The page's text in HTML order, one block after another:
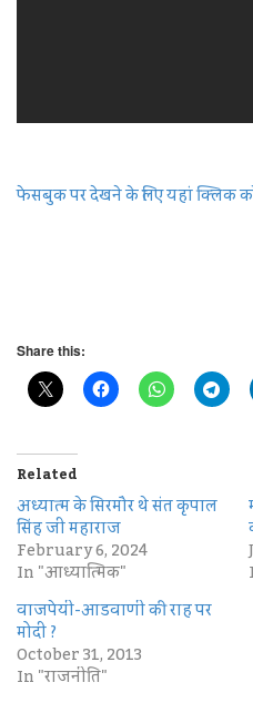
फेसबुक पर देखने के लिए यहां क्‍लिक
Share this:
Related
अध्यात्म के सिरमौर थे संत कृपाल
सिंह जी महाराज
February 6, 2024
In "आध्यात्मिक"
वाजपेयी-आडवाणी की राह पर
मोदी ?
October 31, 2013
In "राजनीति"